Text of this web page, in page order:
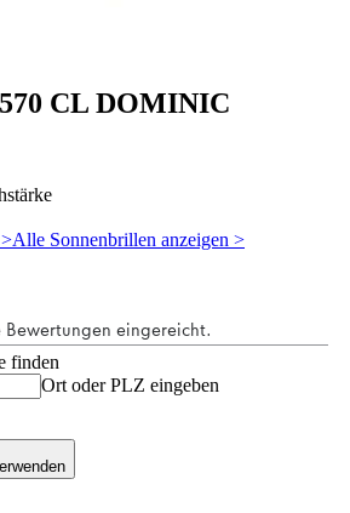
CL DOMINIC
Alle Sonnenbrillen anzeigen >
finden
Ort oder PLZ eingeben